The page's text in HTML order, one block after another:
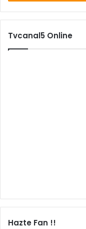
Tvcanal5 Online
Hazte Fan !!